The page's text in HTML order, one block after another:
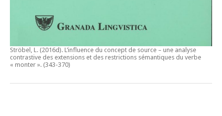
Ströbel, L. (2016d). L’influence du concept de source – une analyse
contrastive des extensions et des restrictions sémantiques du verbe
« monter ». (343-370)